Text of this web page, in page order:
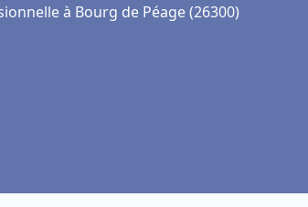
à Bourg de Péage (26300)